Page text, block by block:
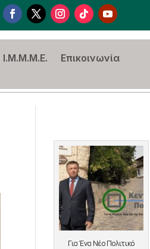
I.M.M.M.E. Επικοινωνία
Για Ένα Νέο Πολιτικό